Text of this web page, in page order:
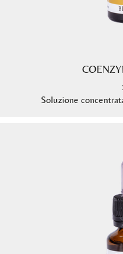
Soluzione